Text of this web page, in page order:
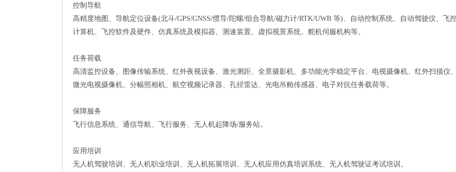
控制导航
高精度地图、导航定位设备(北斗/GPS/GNSS/惯导/陀螺/组合导航/磁力计/RTK/UWB 等)、自动控制系统、自动驾驶仪、飞
计算机、飞控软件及硬件、仿真系统及模拟器、测速装置、虚拟视景系统、舵机伺服机构等。
任务荷载
高清监控设备、图像传输系统、红外夜视设备、激光测距、全景摄影机、多功能光学稳定平台、电视摄像机、红外扫描仪、
微光电视摄像机、分幅照相机、航空视频记录器、孔径雷达、光电吊舱传感器、电子对抗任务载荷等。
保障服务
飞行信息系统、通信导航、飞行服务、无人机起降场/服务站。
应用培训
无人机驾驶培训、无人机职业培训、无人机拓展培训、无人机应用仿真培训系统、无人机驾驶证考试培训。